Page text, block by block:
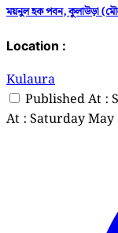
ময়নুল হক পবন, কুলাউড়া
Location :
Kulaura
Published At :
At : Saturday May